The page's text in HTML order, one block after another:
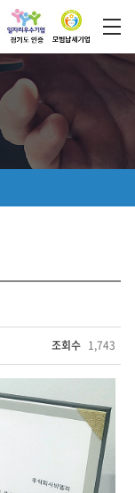
조회수 1,743